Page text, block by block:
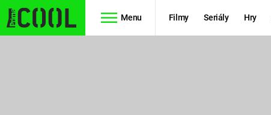
Menu Filmy Seriály Hry